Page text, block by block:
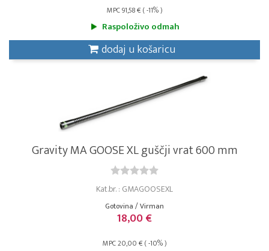
MPC 91,58 € ( -11% )
Raspoloživo odmah
dodaj u košaricu
Gravity MA GOOSE XL guščji vrat 600 mm
Kat.br. : GMAGOOSEXL
Gotovina / Virman
18,00 €
MPC 20,00 € ( -10% )